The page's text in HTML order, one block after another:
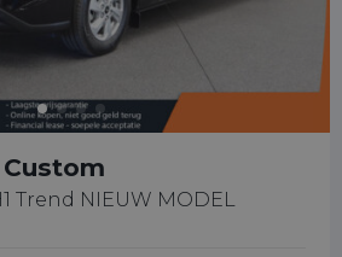
Trend NIEUW MODEL